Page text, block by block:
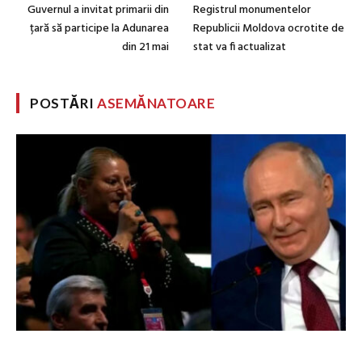
Guvernul a invitat primarii din
țară să participe la Adunarea
din 21 mai
Registrul monumentelor
Republicii Moldova ocrotite de
stat va fi actualizat
POSTĂRIASEMĂNATOARE